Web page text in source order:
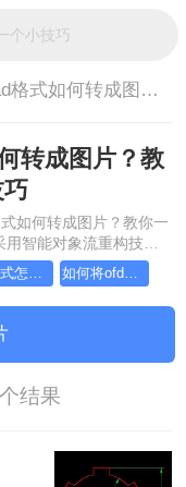
cad格式如何转成图片？教你一个小技巧
转成图片？教
如何转成图片？教你一
用智能对象流重构技
保真还原且排版不乱
理，全链路 SSL 加密
您快速实现cad格式如何
小技巧，无需安装，
ofd格式怎么转换成jpg格式
个结果